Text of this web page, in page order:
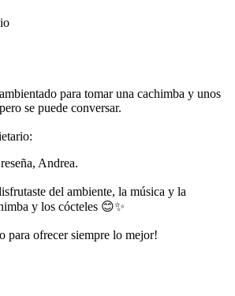
para tomar una cachimba y unos
se puede conversar.
Andrea.
del ambiente, la música y la
y los cócteles 😊✨
para ofrecer siempre lo mejor!